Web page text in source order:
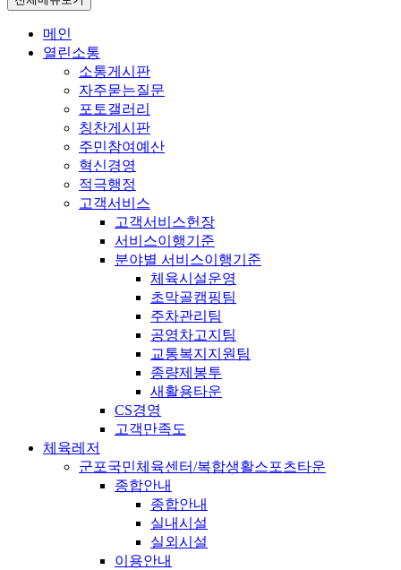
메인
열린소통
소통게시판
자주묻는질문
포토갤러리
칭찬게시판
주민참여예산
혁신경영
적극행정
고객서비스
고객서비스헌장
서비스이행기준
분야별 서비스이행기준
체육시설운영
초막골캠핑팀
주차관리팀
공영차고지팀
교통복지지원팀
종량제봉투
새활용타운
CS경영
고객만족도
체육레저
군포국민체육센터/복합생활스포츠타운
종합안내
종합안내
실내시설
실외시설
이용안내